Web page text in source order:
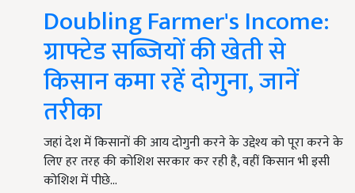
Doubling Farmer's Income:
ग्राफ्टेड सब्जियों की खेती से
किसान कमा रहें दोगुना, जानें
तरीका
जहां देश में किसानों की आय दोगुनी करने के उद्देश्य को पूरा करने के
लिए हर तरह की कोशिश सरकार कर रही है, वहीं किसान भी इसी
कोशिश में पीछे…